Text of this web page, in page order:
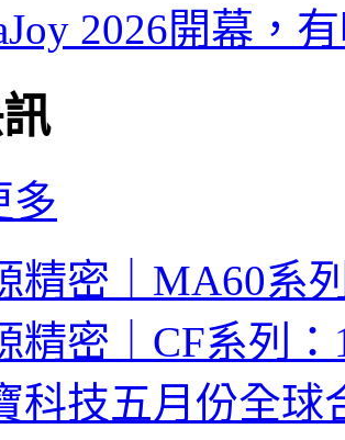
2026開幕，
多
精密｜MA60系
精密｜CF系列：
科技五月份全球